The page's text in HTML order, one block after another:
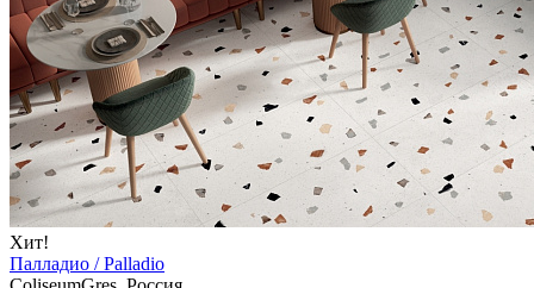
Хит!
Палладио / Palladio